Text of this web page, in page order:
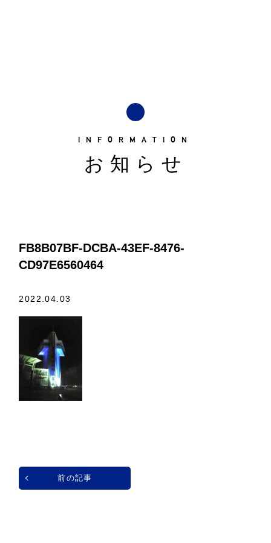
INFORMATION
お知らせ
FB8B07BF-DCBA-43EF-8476-
CD97E6560464
2022.04.03
前の記事